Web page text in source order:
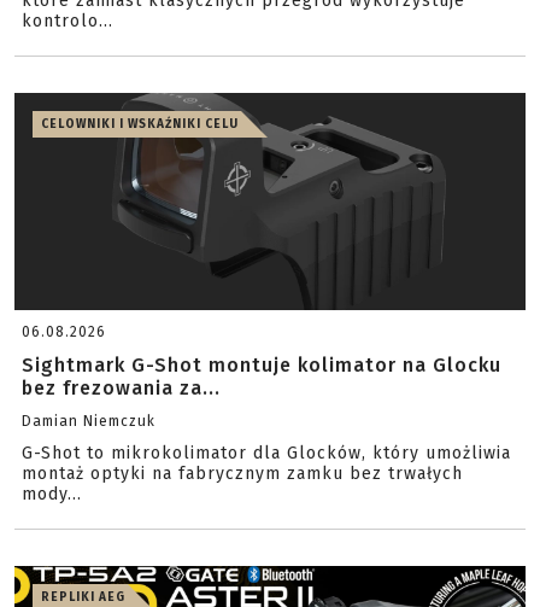
kontrolo...
CELOWNIKI I WSKAŹNIKI CELU
06.08.2026
Sightmark G-Shot montuje kolimator na Glocku
bez frezowania za...
Damian Niemczuk
G-Shot to mikrokolimator dla Glocków, który umożliwia
montaż optyki na fabrycznym zamku bez trwałych
mody...
REPLIKI AEG